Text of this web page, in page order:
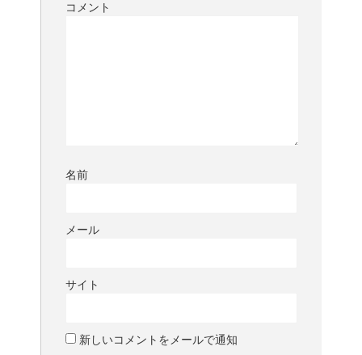
コメント
名前
メール
サイト
新しいコメントをメールで通知